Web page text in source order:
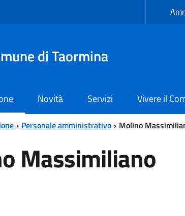
di Taormina
Novità Servizi Vivere il
Personale amministrativo Molino
Massimiliano